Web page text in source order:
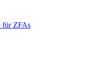
für ZFAs